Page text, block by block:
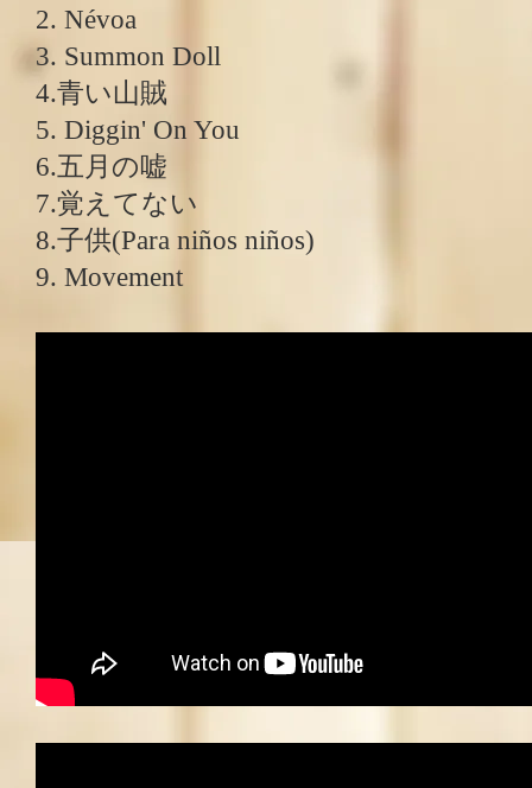
2. Névoa
3. Summon Doll
4.青い山賊
5. Diggin' On You
6.五月の嘘
7.覚えてない
8.子供(Para niños niños)
9. Movement